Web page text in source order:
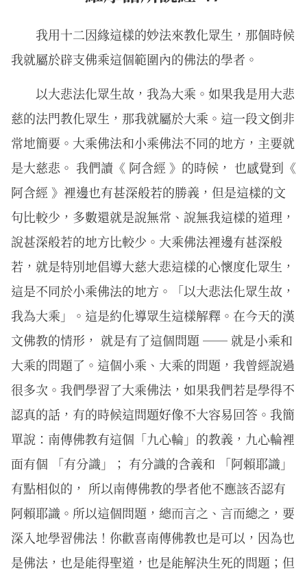
我用十二因緣這樣的妙法來教化眾生，那個時候
我就屬於辟支佛乘這個範圍內的佛法的學者。
以大悲法化眾生故，我為大乘。如果我是用大悲
慈的法門教化眾生，那我就屬於大乘。這一段文倒非
常地簡要。大乘佛法和小乘佛法不同的地方，主要就
是大慈悲。 我們讀《 阿含經 》的時候， 也感覺到《
阿含經 》裡邊也有甚深般若的勝義，但是這樣的文
句比較少，多數還就是說無常、說無我這樣的道理，
說甚深般若的地方比較少。大乘佛法裡邊有甚深般
若，就是特別地倡導大慈大悲這樣的心懷度化眾生，
這是不同於小乘佛法的地方。「以大悲法化眾生故，
我為大乘」。這是約化導眾生這樣解釋。在今天的漢
文佛教的情形， 就是有了這個問題 ── 就是小乘和
大乘的問題了。這個小乘、大乘的問題，我曾經說過
很多次。我們學習了大乘佛法，如果我們若是學得不
認真的話，有的時候這問題好像不大容易回答。我簡
單說：南傳佛教有這個「九心輪」的教義，九心輪裡
面有個 「有分識」； 有分識的含義和 「阿賴耶識」
有點相似的， 所以南傳佛教的學者他不應該否認有
阿賴耶識。所以這個問題，總而言之、言而總之，要
深入地學習佛法！你歡喜南傳佛教也是可以，因為也
是佛法，也是能得聖道，也是能解決生死的問題；但